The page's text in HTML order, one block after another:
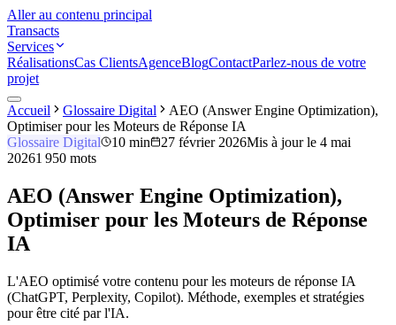
Aller au contenu principal
Transacts
Services
RéalisationsCas ClientsAgenceBlogContactParlez-nous de votre
projet
Accueil Glossaire Digital
AEO (Answer Engine Optimization),
Optimiser pour les Moteurs de Réponse IA
Glossaire Digital
10 min 27 février 2026Mis à jour le 4 mai
20261 950 mots
AEO (Answer Engine Optimization),
Optimiser pour les Moteurs de Réponse
IA
L'AEO optimisé votre contenu pour les moteurs de réponse IA
(ChatGPT, Perplexity, Copilot). Méthode, exemples et stratégies
pour être cité par l'IA.